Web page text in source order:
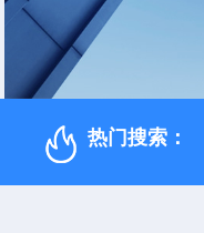
热门搜索：